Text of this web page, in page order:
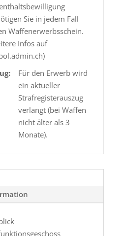
Sie in jedem Fall
Waffenerwerbsschein.
Infos auf
Für den Erwerb wird
ein aktueller
Strafregisterauszug
verlangt (bei Waffen
nicht älter als 3
Monate).